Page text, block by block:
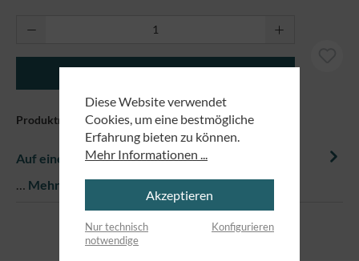
Produkt Anzahl: Gib den gewünschten
Produktnummer:81203
Auf einem Blick
… Mehr
Diese Website verwendet
Cookies, um eine bestmögliche
Erfahrung bieten zu können.
Mehr Informationen ...
Akzeptieren
Nur technisch
notwendige
Konfigurieren